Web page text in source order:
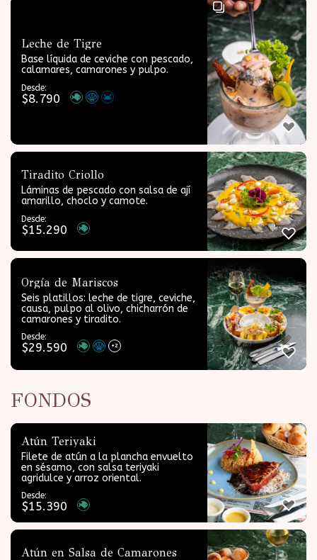
Leche de Tigre
Base líquida de ceviche con pescado,
calamares, camarones y pulpo.
Desde:
$8.790
Tiradito Criollo
Láminas de pescado con salsa de ají
amarillo, choclo y camote.
Desde:
$15.290
Orgía de Mariscos
Seis platillos: leche de tigre, ceviche,
causa, pulpo al olivo, chicharrón de
camarones y tiradito.
Desde:
$29.590 +2
FONDOS
Atún Teriyaki
Filete de atún a la plancha envuelto
en sésamo, con salsa teriyaki
agridulce y arroz oriental.
Desde:
$15.390
Atún en Salsa de Camarones